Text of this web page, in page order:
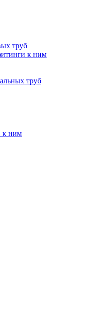
труб
к ним
труб
к ним